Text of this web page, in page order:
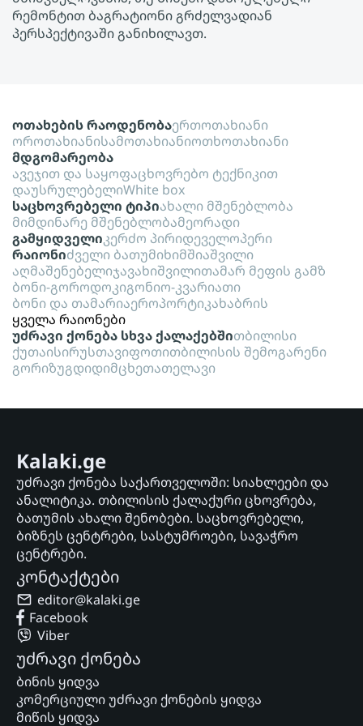
რემონტით ბაგრატიონი გრძელვადიან
პერსპექტივაში განიხილავთ.
ოთახების რაოდენობაერთოთახიანი
ოროთახიანისამოთახიანიოთხოთახიანი
მდგომარეობა
ავეჯით და საყოფაცხოვრებო ტექნიკით
დაუსრულებელიWhite box
საცხოვრებელი ტიპიახალი მშენებლობა
მიმდინარე მშენებლობამეორადი
გამყიდველიკერძო პირიდეველოპერი
რაიონიძველი ბათუმიხიმშიაშვილი
აღმაშენებელიჯავახიშვილითამარ მეფის გამზ
ბონი-გოროდოკიგონიო-კვარიათი
ბონი და თამარიაეროპორტიკახაბრის
ყველა რაიონები
უძრავი ქონება სხვა ქალაქებშითბილისი
ქუთაისირუსთავიფოთითბილისის შემოგარენი
გორიზუგდიდიმცხეთათელავი
Kalaki.ge
უძრავი ქონება საქართველოში: სიახლეები და
ანალიტიკა. თბილისის ქალაქური ცხოვრება,
ბათუმის ახალი შენობები. საცხოვრებელი,
ბიზნეს ცენტრები, სასტუმროები, სავაჭრო
ცენტრები.
კონტაქტები
editor@kalaki.ge
Facebook
Viber
უძრავი ქონება
ბინის ყიდვა
კომერციული უძრავი ქონების ყიდვა
მიწის ყიდვა